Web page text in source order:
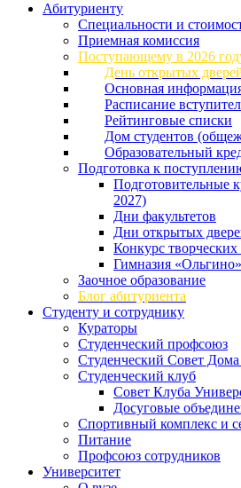
Абитуриенту
Специальности и
Приемная комиссия
Поступающему в 2026
День открытых
Основная
Расписание
Рейтинговые списки
Дом студентов
Образовательный
Подготовка к
Подготовительные
2027)
Дни факультетов
Дни открытых
Конкурс творческих
Гимназия «Ольгино»
Заочное образование
Блог абитуриента
Студенту и сотруднику
Кураторы
Студенческий профсоюз
Студенческий Совет Дома
Студенческий клуб
Совет Клуба
Досуговые
Спортивный комплекс и
Питание
Профсоюз сотрудников
Университет